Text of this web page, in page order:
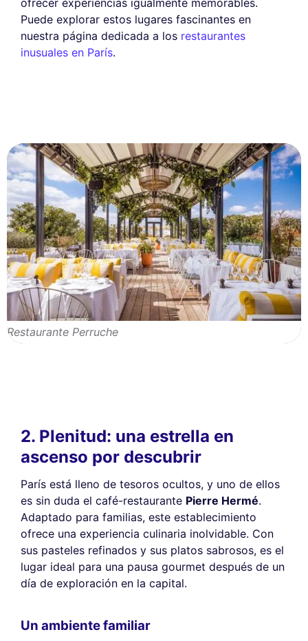
ofrecer experiencias igualmente memorables.
Puede explorar estos lugares fascinantes en
nuestra página dedicada a los restaurantes
inusuales en París.
Restaurante Perruche
2. Plenitud: una estrella en
ascenso por descubrir
París está lleno de tesoros ocultos, y uno de ellos
es sin duda el café-restaurante Pierre Hermé.
Adaptado para familias, este establecimiento
ofrece una experiencia culinaria inolvidable. Con
sus pasteles refinados y sus platos sabrosos, es el
lugar ideal para una pausa gourmet después de un
día de exploración en la capital.
Un ambiente familiar